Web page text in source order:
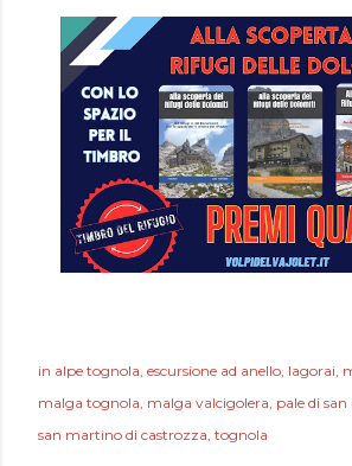
in alpe tognola escursione ad anello lagorai
malga tognola malga valcigolera pale di
san martino di castrozza tognola